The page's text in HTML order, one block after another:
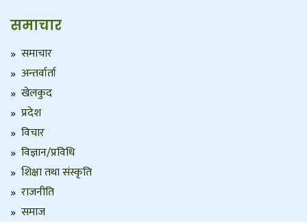
समाचार
समाचार
अन्तर्वार्ता
खेलकुद
प्रदेश
विचार
विज्ञान/प्रविधि
शिक्षा तथा संस्कृति
राजनीति
समाज